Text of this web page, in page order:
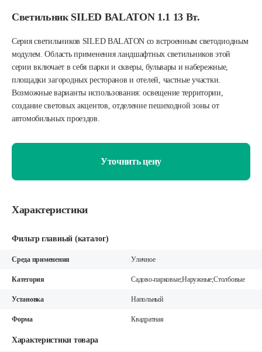
Светильник SILED BALATON 1.1 13 Вт.
Серия светильников SILED BALATON со встроенным светодиодным
модулем. Область применения ландшафтных светильников этой
серии включает в себя парки и скверы, бульвары и набережные,
площадки загородных ресторанов и отелей, частные участки.
Возможные варианты использования: освещение территории,
создание световых акцентов, отделение пешеходной зоны от
автомобильных проездов.
Уточнить цену
Характеристики
Фильтр главный (каталог)
Среда применения Уличное
Категория Садово-парковые;Наружные;Столбовые
Установка Напольный
Форма Квадратная
Характеристики товара